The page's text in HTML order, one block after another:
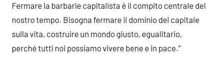
Fermare la barbarie capitalista è il compito centrale del
nostro tempo. Bisogna fermare il dominio del capitale
sulla vita, costruire un mondo giusto, egualitario,
perché tutti noi possiamo vivere bene e in pace.”